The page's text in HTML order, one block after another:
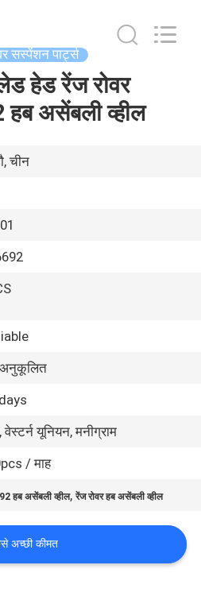
सस्पेंशन पार्ट्स
हेड रेंज रोवर
असेंबली व्हील
चीन
अनुकूलित
वेस्टर्न यूनियन, मनीग्राम
/ माह
हब असेंबली व्हील,रेंज रोवर हब असेंबली व्हील
अच्छी कीमत